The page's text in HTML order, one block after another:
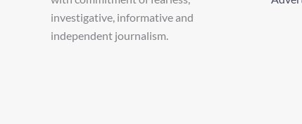
investigative, informative and
independent journalism.